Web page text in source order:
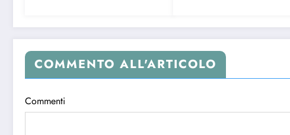
COMMENTO ALL'ARTICOLO
Commenti